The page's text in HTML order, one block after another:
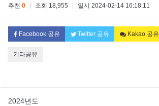
추천 0 조회 18,955 일시 2024-02-14 16:18:11
Facebook 공유 Twitter 공유 Kakao 공유
기타공유
2024년도